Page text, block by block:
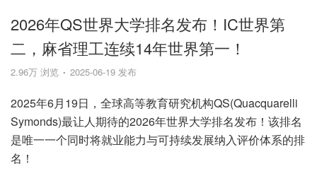
2026年QS世界大学排名发布！IC世界第
二，麻省理工连续14年世界第一！
2.96万 浏览 2025-06-19 发布
2025年6月19日，全球高等教育研究机构QS(Quacquarelli
Symonds)最让人期待的2026年世界大学排名发布！该排名
是唯一一个同时将就业能力与可持续发展纳入评价体系的排
名！